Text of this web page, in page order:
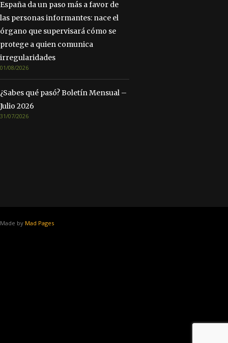
España da un paso más a favor de
las personas informantes: nace el
órgano que supervisará cómo se
protege a quien comunica
irregularidades
01/08/2026
¿Sabes qué pasó? Boletín Mensual –
Julio 2026
31/07/2026
Made by Mad Pages